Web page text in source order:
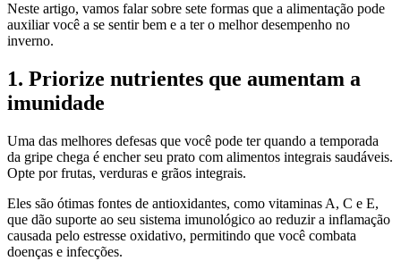
Neste artigo, vamos falar sobre sete formas que a alimentação pode
auxiliar você a se sentir bem e a ter o melhor desempenho no
inverno.
1. Priorize nutrientes que aumentam a
imunidade
Uma das melhores defesas que você pode ter quando a temporada
da gripe chega é encher seu prato com alimentos integrais saudáveis.
Opte por frutas, verduras e grãos integrais.
Eles são ótimas fontes de antioxidantes, como vitaminas A, C e E,
que dão suporte ao seu sistema imunológico ao reduzir a inflamação
causada pelo estresse oxidativo, permitindo que você combata
doenças e infecções.